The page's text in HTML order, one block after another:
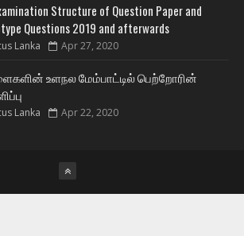
Structure of Question Paper and
Questions 2019 and afterwards
Lanka Apr 27, 2020
உளநல மேம்பாட்டில் பெற்றோரின்
Lanka Apr 22, 2020